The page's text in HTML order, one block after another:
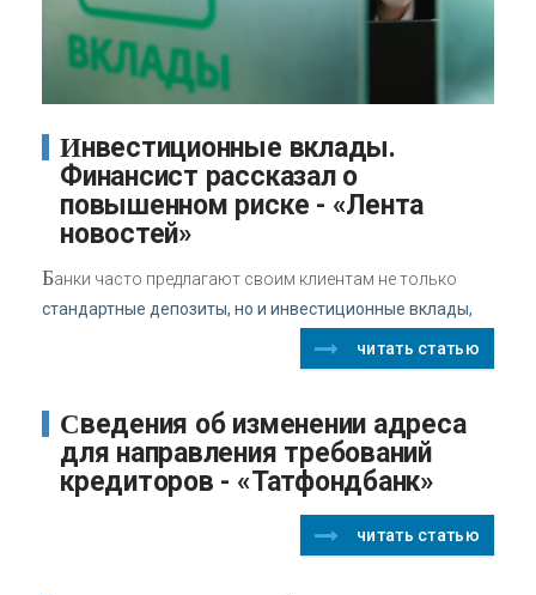
Инвестиционные вклады.
Финансист рассказал о
повышенном риске - «Лента
новостей»
Банки часто предлагают своим клиентам не только
стандартные депозиты, но и инвестиционные вклады,
читать статью
Сведения об изменении адреса
для направления требований
кредиторов - «Татфондбанк»
читать статью